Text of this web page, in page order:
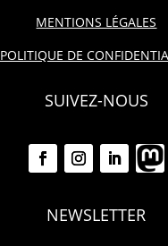
MENTIONS LÉGALES
POLITIQUE DE
SUIVEZ-NOUS
NEWSLETTER